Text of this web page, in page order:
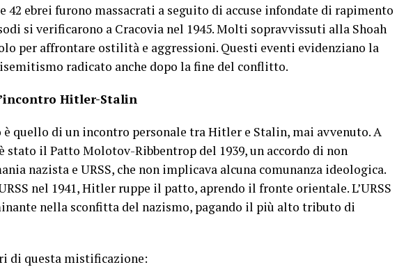
42 ebrei furono massacrati a seguito di accuse infondate di rapimento
si verificarono a Cracovia nel 1945. Molti sopravvissuti alla Shoah
per affrontare ostilità e aggressioni. Questi eventi evidenziano la
radicato anche dopo la fine del conflitto.
Hitler-Stalin
quello di un incontro personale tra Hitler e Stalin, mai avvenuto. A
stato il Patto Molotov-Ribbentrop del 1939, un accordo di non
nazista e URSS, che non implicava alcuna comunanza ideologica.
nel 1941, Hitler ruppe il patto, aprendo il fronte orientale. L’URSS
nella sconfitta del nazismo, pagando il più alto tributo di
di questa mistificazione: